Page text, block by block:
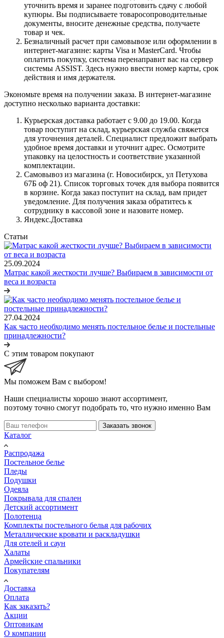
уточнить время и заранее подготовить сдачу с любой
купюры. Вы подписываете товаросопроводительные
документы, вносите денежные средства, получаете
товар и чек.
Безналичный расчет при самовывозе или оформлении в
интернет-магазине: карты Visa и MasterCard. Чтобы
оплатить покупку, система перенаправит вас на сервер
системы ASSIST. Здесь нужно ввести номер карты, срок
действия и имя держателя.
Экономьте время на получении заказа. В интернет-магазине
доступно несколько варианта доставки:
Курьерская доставка работает с 9.00 до 19.00. Когда
товар поступит на склад, курьерская служба свяжется
для уточнения деталей. Специалист предложит выбрать
удобное время доставки и уточнит адрес. Осмотрите
упаковку на целостность и соответствие указанной
комплектации.
Самовывоз из магазина (г. Новосибирск, ул Петухова
67Б оф 21). Список торговых точек для выбора появится
в корзине. Когда заказ поступит на склад, вам придет
уведомление. Для получения заказа обратитесь к
сотруднику в кассовой зоне и назовите номер.
Яндекс.Доставка
Статьи
25.09.2024
Матрас какой жесткости лучше? Выбираем в зависимости от
веса и возраста
27.04.2024
Как часто необходимо менять постельное белье и постельные
принадлежности?
С этим товаром покупают
Мы поможем Вам с выбором!
Наши специалисты хорошо знают ассортимент,
поэтому точно смогут подобрать то, что нужно именно Вам
Заказать звонок
Каталог
Распродажа
Постельное белье
Пледы
Подушки
Одеяла
Покрывала для спален
Детский ассортимент
Полотенца
Комплекты постельного белья для рабочих
Металлические кровати и раскладушки
Для отелей и саун
Халаты
Армейские спальники
Покупателям
Доставка
Оплата
Как заказать?
Акции
Оптовикам
О компании